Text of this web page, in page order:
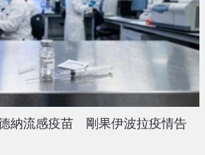
納流感疫苗 剛果伊波拉疫情告